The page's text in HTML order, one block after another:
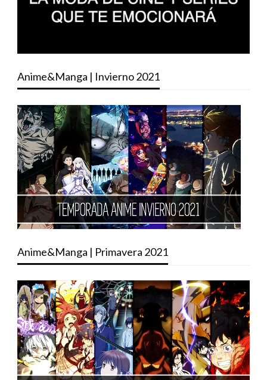
Anime&Manga | Invierno 2021
Anime&Manga | Primavera 2021